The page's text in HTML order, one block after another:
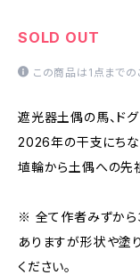
SOLD OUT
この商品は1点までの
遮光器土偶の馬、ドグ
2026年の干支にちな
埴輪から土偶への先
※ 全て作者みずから
ありますが形状や塗
ください。